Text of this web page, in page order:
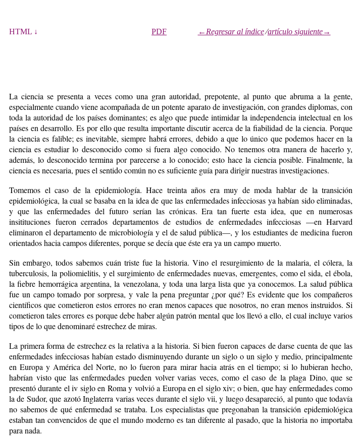
HTML ↓ PDF ←Regresar al índice⁄artículo siguiente→
La ciencia se presenta a veces como una gran autoridad, prepotente, al punto que abruma a la gente,
especialmente cuando viene acompañada de un potente aparato de investigación, con grandes diplomas, con
toda la autoridad de los países dominantes; es algo que puede intimidar la independencia intelectual en los
países en desarrollo. Es por ello que resulta importante discutir acerca de la fiabilidad de la ciencia. Porque
la ciencia es falible; es inevitable, siempre habrá errores, debido a que lo único que podemos hacer en la
ciencia es estudiar lo desconocido como si fuera algo conocido. No tenemos otra manera de hacerlo y,
además, lo desconocido termina por parecerse a lo conocido; esto hace la ciencia posible. Finalmente, la
ciencia es necesaria, pues el sentido común no es suficiente guía para dirigir nuestras investigaciones.
Tomemos el caso de la epidemiología. Hace treinta años era muy de moda hablar de la transición
epidemiológica, la cual se basaba en la idea de que las enfermedades infecciosas ya habían sido eliminadas,
y que las enfermedades del futuro serían las crónicas. Era tan fuerte esta idea, que en numerosas
insitituciones fueron cerrados departamentos de estudios de enfermedades infecciosas —en Harvard
eliminaron el departamento de microbiología y el de salud pública—, y los estudiantes de medicina fueron
orientados hacia campos diferentes, porque se decía que éste era ya un campo muerto.
Sin embargo, todos sabemos cuán triste fue la historia. Vino el resurgimiento de la malaria, el cólera, la
tuberculosis, la poliomielitis, y el surgimiento de enfermedades nuevas, emergentes, como el sida, el ébola,
la fiebre hemorrágica argentina, la venezolana, y toda una larga lista que ya conocemos. La salud pública
fue un campo tomado por sorpresa, y vale la pena preguntar ¿por qué? Es evidente que los compañeros
científicos que cometieron estos errores no eran menos capaces que nosotros, no eran menos instruidos. Si
cometieron tales errores es porque debe ­haber algún patrón mental que los llevó a ello, el cual incluye varios
tipos de lo que denominaré estrechez de miras.
La primera forma de estrechez es la relativa a la histo­ria. Si bien fueron capaces de darse cuenta de que las
en­fer­me­da­des infecciosas habían estado disminuyendo durante un siglo o un siglo y medio, principalmente
en Euro­pa y América del Norte, no lo fueron para mirar hacia atrás en el tiempo; si lo hubieran hecho,
habrían visto que las enfer­me­dades pueden volver varias veces, como el caso de la plaga Dino, que se
presentó durante el iv siglo en Roma y volvió a Europa en el siglo xiv; o bien, que hay enfermedades como
la de Sudor, que azotó Inglaterra varias veces durante el siglo vii, y luego desapareció, al punto que todavía
no sabemos de qué enfermedad se trataba. Los especialistas que pregonaban la transición epidemiológica
estaban tan convencidos de que el mundo moderno es tan diferente al pasado, que la historia no importaba
para nada.